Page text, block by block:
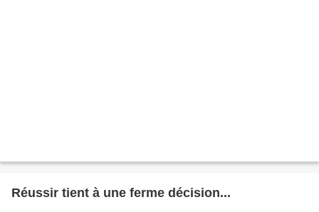
Réussir tient à une ferme décision...